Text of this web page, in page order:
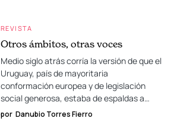
REVISTA
Otros ámbitos, otras voces
Medio siglo atrás corría la versión de que el
Uruguay, país de mayoritaria
conformación europea y de legislación
social generosa, estaba de espaldas a…
por Danubio Torres Fierro